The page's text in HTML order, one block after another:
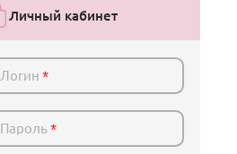
Личный кабинет
Логин*
Пароль*